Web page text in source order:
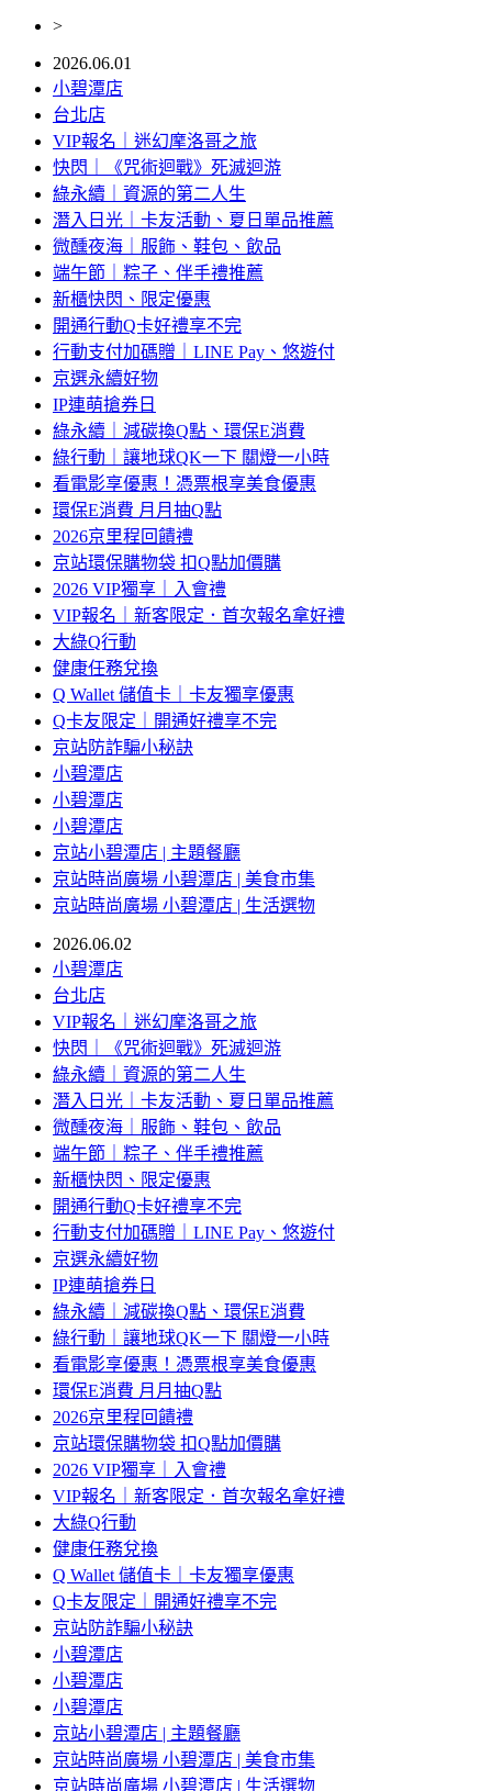
>
2026.06.01
小碧潭店
台北店
VIP報名｜迷幻摩洛哥之旅
快閃｜《咒術迴戰》死滅迴游
綠永續｜資源的第二人生
潛入日光｜卡友活動、夏日單品推薦
微醺夜海｜服飾、鞋包、飲品
端午節｜粽子、伴手禮推薦
新櫃快閃、限定優惠
開通行動Q卡好禮享不完
行動支付加碼贈｜LINE Pay、悠遊付
京選永續好物
IP連萌搶券日
綠永續｜減碳換Q點、環保E消費
綠行動｜讓地球QK一下 關燈一小時
看電影享優惠！憑票根享美食優惠
環保E消費 月月抽Q點
2026京里程回饋禮
京站環保購物袋 扣Q點加價購
2026 VIP獨享｜入會禮
VIP報名｜新客限定．首次報名拿好禮
大綠Q行動
健康任務兌換
Q Wallet 儲值卡｜卡友獨享優惠
Q卡友限定｜開通好禮享不完
京站防詐騙小秘訣
小碧潭店
小碧潭店
小碧潭店
京站小碧潭店 | 主題餐廳
京站時尚廣場 小碧潭店 | 美食市集
京站時尚廣場 小碧潭店 | 生活選物
2026.06.02
小碧潭店
台北店
VIP報名｜迷幻摩洛哥之旅
快閃｜《咒術迴戰》死滅迴游
綠永續｜資源的第二人生
潛入日光｜卡友活動、夏日單品推薦
微醺夜海｜服飾、鞋包、飲品
端午節｜粽子、伴手禮推薦
新櫃快閃、限定優惠
開通行動Q卡好禮享不完
行動支付加碼贈｜LINE Pay、悠遊付
京選永續好物
IP連萌搶券日
綠永續｜減碳換Q點、環保E消費
綠行動｜讓地球QK一下 關燈一小時
看電影享優惠！憑票根享美食優惠
環保E消費 月月抽Q點
2026京里程回饋禮
京站環保購物袋 扣Q點加價購
2026 VIP獨享｜入會禮
VIP報名｜新客限定．首次報名拿好禮
大綠Q行動
健康任務兌換
Q Wallet 儲值卡｜卡友獨享優惠
Q卡友限定｜開通好禮享不完
京站防詐騙小秘訣
小碧潭店
小碧潭店
小碧潭店
京站小碧潭店 | 主題餐廳
京站時尚廣場 小碧潭店 | 美食市集
京站時尚廣場 小碧潭店 | 生活選物